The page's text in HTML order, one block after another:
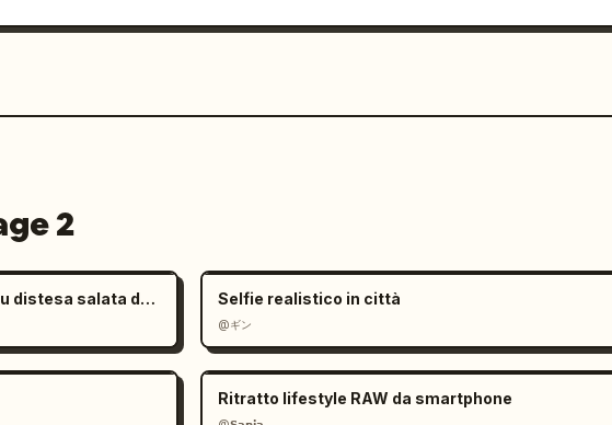
2
Still cinematografico di moda su distesa salata dall'atmosfera malinconica Selfie realistico in città
@ギン
Ritratto lifestyle RAW da smartphone